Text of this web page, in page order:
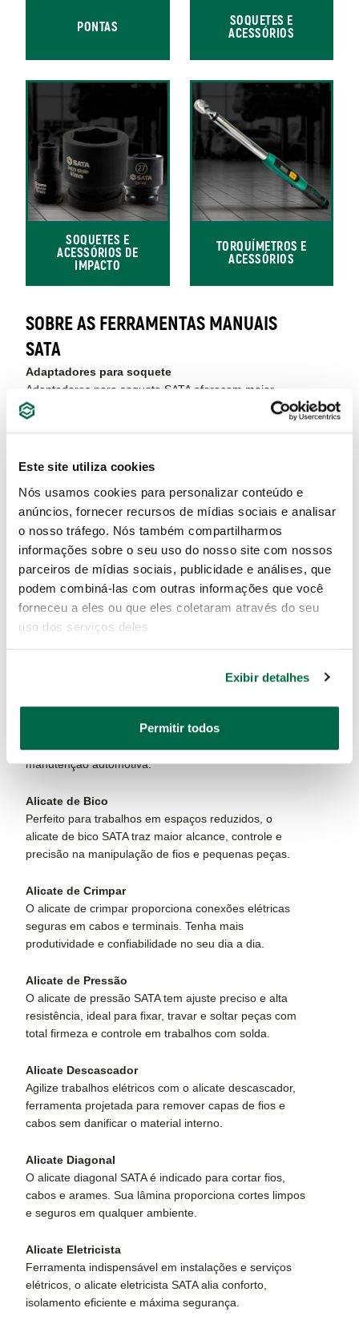
Este site utiliza cookies
Nós usamos cookies para personalizar conteúdo e
anúncios, fornecer recursos de mídias sociais e analisar
o nosso tráfego. Nós também compartilharmos
informações sobre o seu uso do nosso site com nossos
parceiros de mídias sociais, publicidade e análises, que
podem combiná-las com outras informações que você
forneceu a eles ou que eles coletaram através do seu
uso dos serviços deles
Exibir detalhes
Permitir todos
PONTAS
SOQUETES E
ACESSÓRIOS
SOQUETES E
ACESSÓRIOS DE
IMPACTO
TORQUÍMETROS E
ACESSÓRIOS
SOBRE AS FERRAMENTAS MANUAIS
SATA
Adaptadores para soquete
Adaptadores para soquete SATA oferecem maior
versatilidade e alcance em trabalhos com diferentes
As alavancas SATA são robustas e possibilitam mais
força e precisão em montagens, desmontagens e
ajustes, tornando qualquer tarefa mais eficiente e
segura.
Alicate Corte Tesoura
O alicate corte tesoura é indispensável para cortes
rápidos e precisos em fios e materiais metálicos. Com
Utilize o alicate de anel SATA para instalação ou
remoção de anéis de retenção com agilidade e
manutenção automotiva.
Alicate de Bico
Perfeito para trabalhos em espaços reduzidos, o
alicate de bico SATA traz maior alcance, controle e
precisão na manipulação de fios e pequenas peças.
Alicate de Crimpar
O alicate de crimpar proporciona conexões elétricas
seguras em cabos e terminais. Tenha mais
produtividade e confiabilidade no seu dia a dia.
Alicate de Pressão
O alicate de pressão SATA tem ajuste preciso e alta
resistência, ideal para fixar, travar e soltar peças com
total firmeza e controle em trabalhos com solda.
Alicate Descascador
Agilize trabalhos elétricos com o alicate descascador,
ferramenta projetada para remover capas de fios e
cabos sem danificar o material interno.
Alicate Diagonal
O alicate diagonal SATA é indicado para cortar fios,
cabos e arames. Sua lâmina proporciona cortes limpos
e seguros em qualquer ambiente.
Alicate Eletricista
Ferramenta indispensável em instalações e serviços
elétricos, o alicate eletricista SATA alia conforto,
isolamento eficiente e máxima segurança.